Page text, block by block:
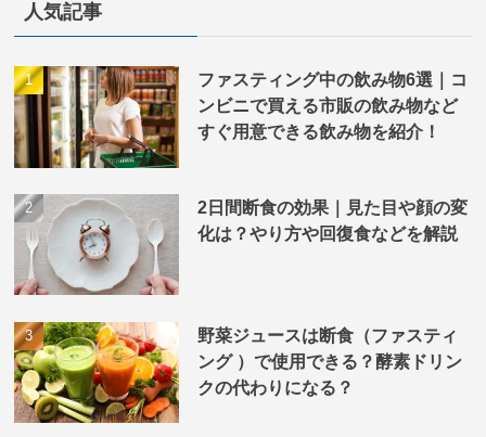
人気記事
ファスティング中の飲み物6選｜コ
ンビニで買える市販の飲み物など
すぐ用意できる飲み物を紹介！
2日間断食の効果｜見た目や顔の変
化は？やり方や回復食などを解説
野菜ジュースは断食（ファスティ
ング ）で使用できる？酵素ドリン
クの代わりになる？